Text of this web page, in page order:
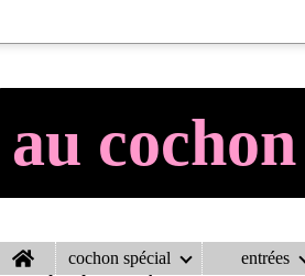
au
Home cochon spécial
entrées